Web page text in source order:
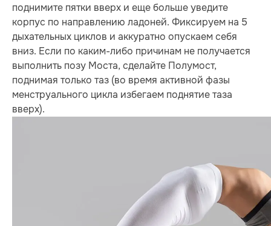
поднимите пятки вверх и еще больше уведите
корпус по направлению ладоней. Фиксируем на 5
дыхательных циклов и аккуратно опускаем себя
вниз. Если по каким-либо причинам не получается
выполнить позу Моста, сделайте Полумост,
поднимая только таз (во время активной фазы
менструального цикла избегаем поднятие таза
вверх).